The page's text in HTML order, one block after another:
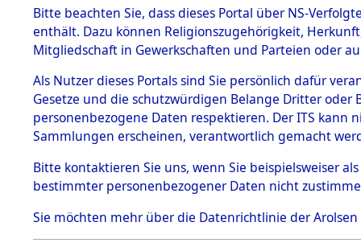
BESTÄNDE
1.
mente
5. Verschiedenes
5.3
Todesmärsche
5.3.1 Alliierte
Erhebungen
zu
Todesmärsch
en
5.3.2
Listen
0098
Bitte beachten Sie, dass dieses Portal über NS-
enthält. Dazu können Religionszugehörigkeit,
Mitgliedschaft in Gewerkschaften und Parteien oder
Als Nutzer dieses Portals sind Sie persönlich dafür
Gesetze und die schutzwürdigen Belange Dritter
personenbezogene Daten respektieren. Der ITS
Sammlungen erscheinen, verantwortlich gemacht
Bitte kontaktieren Sie uns, wenn Sie beispielsweiser
bestimmter personenbezogener Daten nicht
Sie möchten mehr über die Datenrichtlinie der Arolsen